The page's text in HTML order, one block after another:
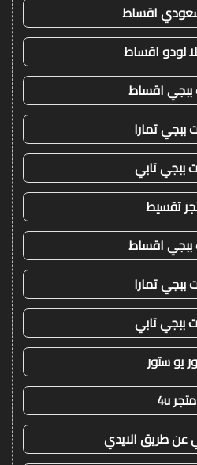
سعودي اقساط
لودو اقساط
اقساط
ببجي تمارا
ببجي تابي
تقسيط
اقساط
ببجي تمارا
ببجي تابي
يو ستور
متجر 4u
عن طريق الايدي